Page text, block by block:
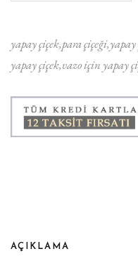
yapay çiçek para çiçeği
yapay çiçek vazo için yapay
AÇIKLAMA